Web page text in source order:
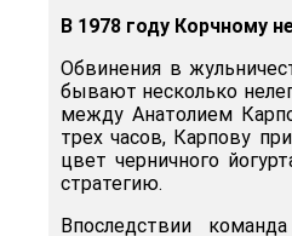
В 1978 году Корчному
Обвинения в
бывают несколько
между Анатолием
трех часов, Карпову
цвет черничного
стратегию.
Впоследствии